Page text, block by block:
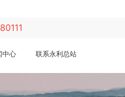
中心 联系永利总站·(中国)集团